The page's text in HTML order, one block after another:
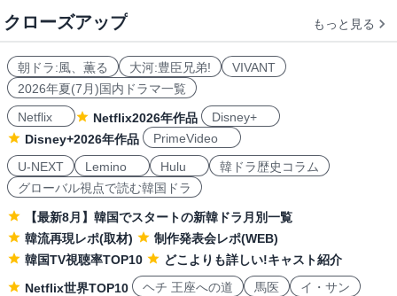
クローズアップ もっと見る
朝ドラ:風、薫る 大河:豊臣兄弟!
VIVANT
2026年夏(7月)国内ドラマ一覧
Netflix
Netflix2026年作品
Disney+
Disney+2026年作品
PrimeVideo
U-NEXT
Lemino Hulu
韓ドラ歴史コラム
グローバル視点で読む韓国ドラ
【最新8月】韓国でスタートの新韓ドラ月別一覧
韓流再現レポ(取材)
制作発表会レポ(WEB)
韓国TV視聴率TOP10
どこよりも詳しい!キャスト紹介
Netflix世界TOP10
ヘチ 王座への道 馬医
イ・サン